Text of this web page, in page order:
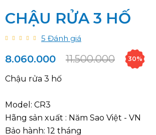
Đánh giá
8.060.000
Model: CR3
Bảo hành: 12 tháng
Kích thước 1800x750x800/950mm
Kích thước hố chậu 500x500x500mm